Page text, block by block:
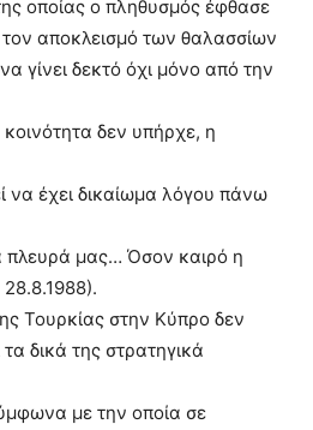
οποίας ο πληθυσμός έφθασε
αποκλεισμό των θαλασσίων
γίνει δεκτό όχι μόνο από την
δεν υπήρχε, η
να έχει δικαίωμα λόγου πάνω
πλευρά μας… Όσον καιρό η
28.8.1988).
Τουρκίας στην Κύπρο δεν
δικά της στρατηγικά
με την οποία σε